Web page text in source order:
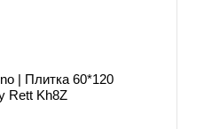
| Плитка 60*120
Rett Kh8Z